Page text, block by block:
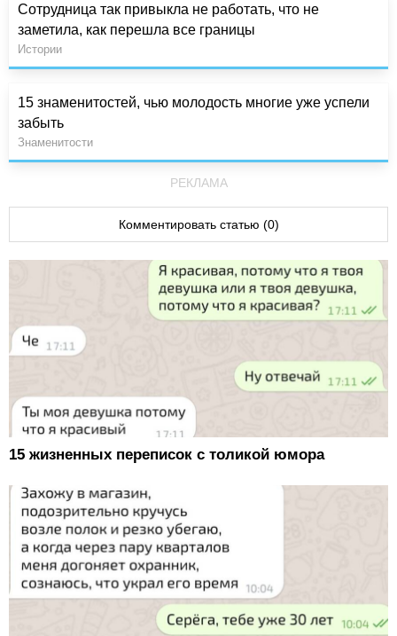
Сотрудница так привыкла не работать, что не
заметила, как перешла все границы
Истории
15 знаменитостей, чью молодость многие уже успели
забыть
Знаменитости
РЕКЛАМА
Комментировать статью (0)
15 жизненных переписок с толикой юмора